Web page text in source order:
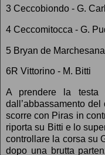
3 Ceccobiondo - G.
4 Ceccomitocca - G.
5 Bryan de
6R Vittorino - M. Bitti
A prendere la
dall’abbassamento
scorre con Piras in
riporta su Bitti e lo
controllare la corsa su
dopo una brutta